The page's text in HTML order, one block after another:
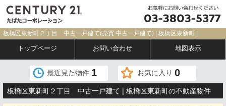
板橋区東新町２丁目 中古一戸建て(売買 中古一戸建て) | 板橋区東新町 |
トップページ お問い合わせ 地図表示
最近見た物件 1 お気に入り 0
板橋区東新町２丁目 中古一戸建て | 板橋区東新町の不動産物件